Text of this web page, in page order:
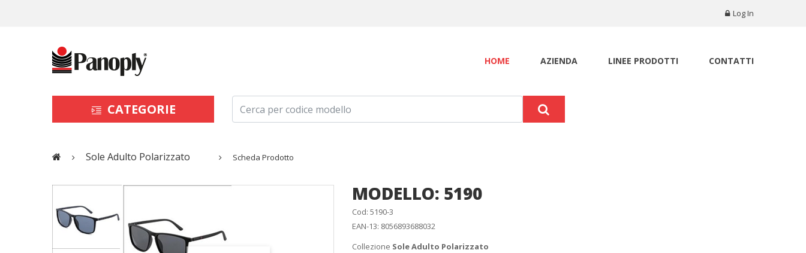
Log In
HOME AZIENDA LINEE PRODOTTI CONTATTI
CATEGORIE
Sole Adulto Polarizzato Scheda Prodotto
MODELLO: 5190
Cod: 5190-3
EAN-13: 8056893688032
Collezione Sole Adulto Polarizzato